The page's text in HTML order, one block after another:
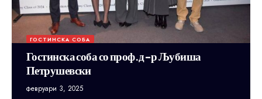
ГОСТИНСКА СОБА
Гостинска соба со проф.д-р Љубиша
Петрушевски
февруари 3, 2025